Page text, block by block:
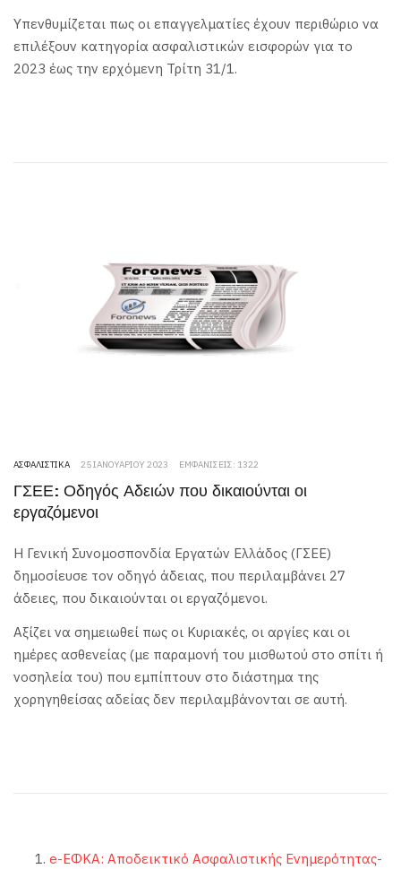
Υπενθυμίζεται πως οι επαγγελματίες έχουν περιθώριο να
επιλέξουν κατηγορία ασφαλιστικών εισφορών για το
2023 έως την ερχόμενη Τρίτη 31/1.
ΑΣΦΑΛΙΣΤΙΚΆ 25 ΙΑΝΟΥΑΡΊΟΥ 2023 ΕΜΦΑΝΊΣΕΙΣ: 1322
ΓΣΕΕ: Οδηγός Αδειών που δικαιούνται οι
εργαζόμενοι
Η Γενική Συνομοσπονδία Εργατών Ελλάδος (ΓΣΕΕ)
δημοσίευσε τον οδηγό άδειας, που περιλαμβάνει 27
άδειες, που δικαιούνται οι εργαζόμενοι.
Αξίζει να σημειωθεί πως οι Κυριακές, οι αργίες και οι
ημέρες ασθενείας (με παραμονή του μισθωτού στο σπίτι ή
νοσηλεία του) που εμπίπτουν στο διάστημα της
χορηγηθείσας αδείας δεν περιλαμβάνονται σε αυτή.
e-ΕΦΚΑ: Αποδεικτικό Ασφαλιστικής Ενημερότητας-